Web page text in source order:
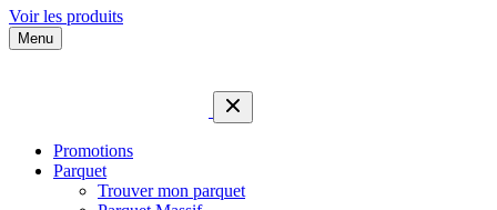
Voir les produits
Menu
Promotions
Parquet
Trouver mon parquet